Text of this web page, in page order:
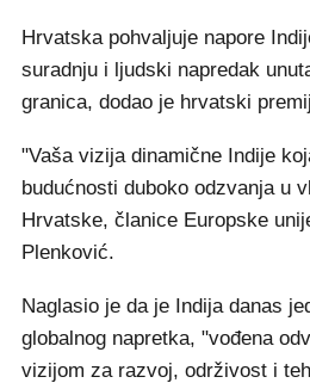
Hrvatska pohvaljuje napore
suradnju i ljudski napredak
granica, dodao je hrvatski
"Vaša vizija dinamične Indije
budućnosti duboko odzvanja u
Hrvatske, članice Europske
Plenković.
Naglasio je da je Indija danas
globalnog napretka, "vođena
vizijom za razvoj, održivost i